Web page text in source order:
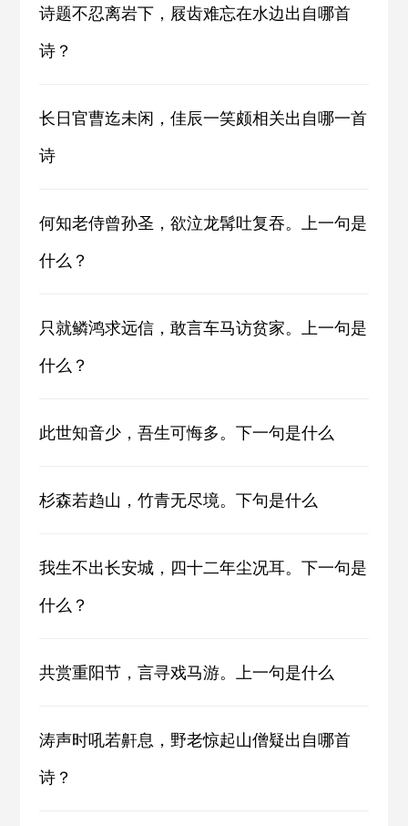
诗题不忍离岩下，屐齿难忘在水边出自哪首
诗？
长日官曹迄未闲，佳辰一笑颇相关出自哪一首
诗
何知老侍曾孙圣，欲泣龙髯吐复吞。上一句是
什么？
只就鳞鸿求远信，敢言车马访贫家。上一句是
什么？
此世知音少，吾生可悔多。下一句是什么
杉森若趋山，竹青无尽境。下句是什么
我生不出长安城，四十二年尘况耳。下一句是
什么？
共赏重阳节，言寻戏马游。上一句是什么
涛声时吼若鼾息，野老惊起山僧疑出自哪首
诗？